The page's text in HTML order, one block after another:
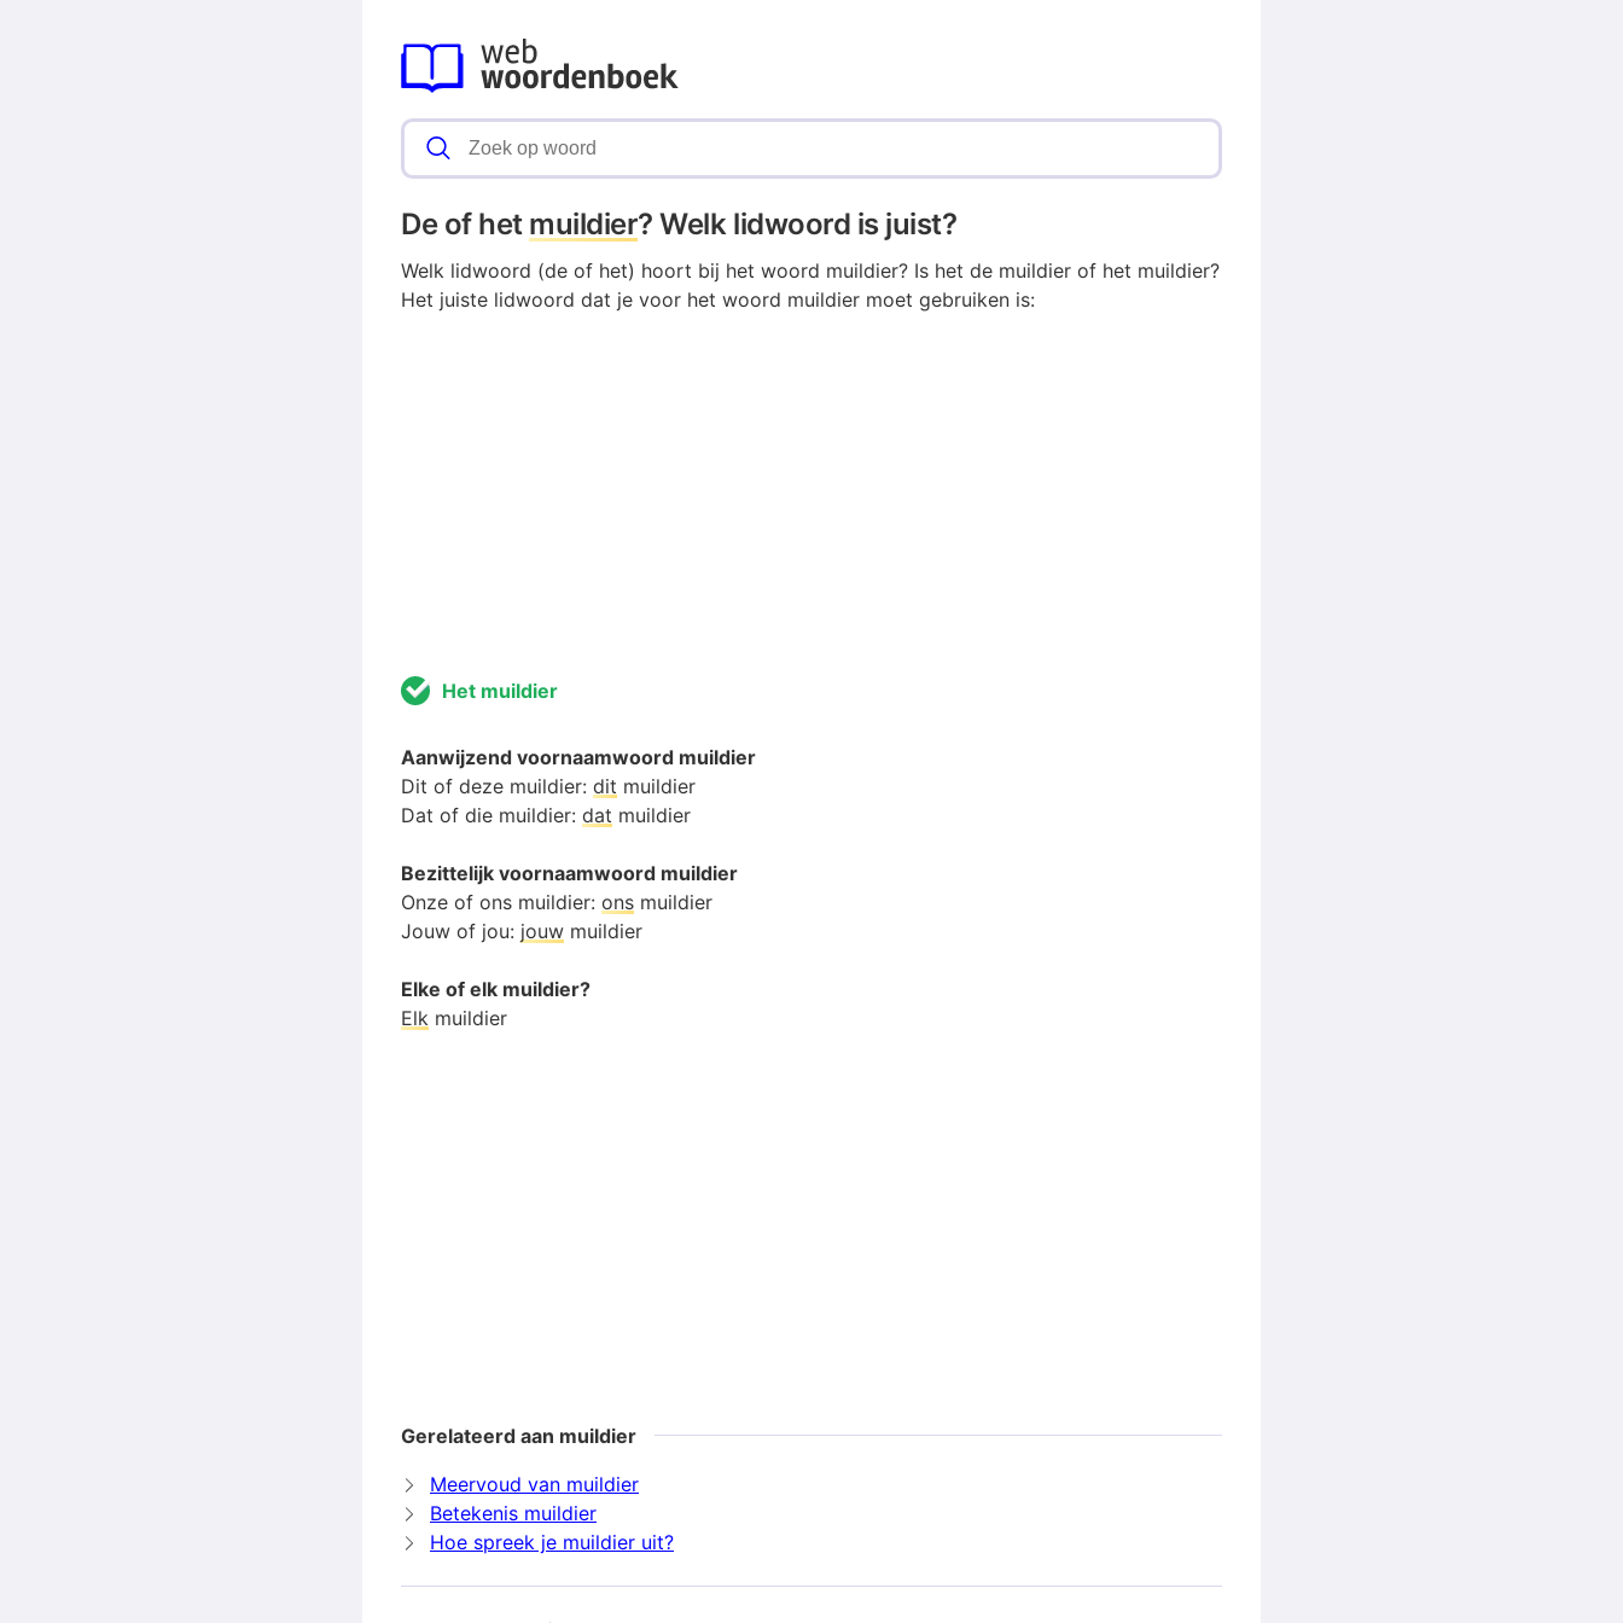
De of het muildier? Welk lidwoord is juist?
Welk lidwoord (de of het) hoort bij het woord muildier? Is het de muildier of het muildier?
Het juiste lidwoord dat je voor het woord muildier moet gebruiken is:
Het muildier
Aanwijzend voornaamwoord muildier
Dit of deze muildier: dit muildier
Dat of die muildier: dat muildier
Bezittelijk voornaamwoord muildier
Onze of ons muildier: ons muildier
Jouw of jou: jouw muildier
Elke of elk muildier?
Elk muildier
Gerelateerd aan muildier
Meervoud van muildier
Betekenis muildier
Hoe spreek je muildier uit?